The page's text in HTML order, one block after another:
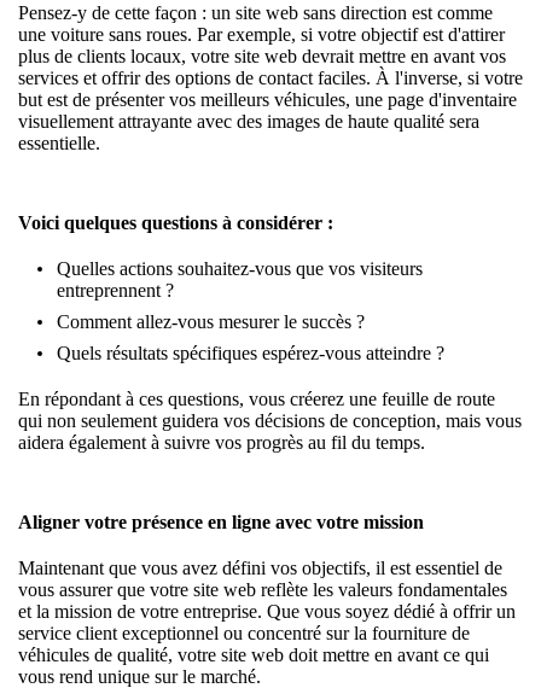
Pensez-y de cette façon : un site web sans direction est comme
une voiture sans roues. Par exemple, si votre objectif est d'attirer
plus de clients locaux, votre site web devrait mettre en avant vos
services et offrir des options de contact faciles. À l'inverse, si votre
but est de présenter vos meilleurs véhicules, une page d'inventaire
visuellement attrayante avec des images de haute qualité sera
essentielle.
Voici quelques questions à considérer :
Quelles actions souhaitez-vous que vos visiteurs
entreprennent ?
Comment allez-vous mesurer le succès ?
Quels résultats spécifiques espérez-vous atteindre ?
En répondant à ces questions, vous créerez une feuille de route
qui non seulement guidera vos décisions de conception, mais vous
aidera également à suivre vos progrès au fil du temps.
Aligner votre présence en ligne avec votre mission
Maintenant que vous avez défini vos objectifs, il est essentiel de
vous assurer que votre site web reflète les valeurs fondamentales
et la mission de votre entreprise. Que vous soyez dédié à offrir un
service client exceptionnel ou concentré sur la fourniture de
véhicules de qualité, votre site web doit mettre en avant ce qui
vous rend unique sur le marché.